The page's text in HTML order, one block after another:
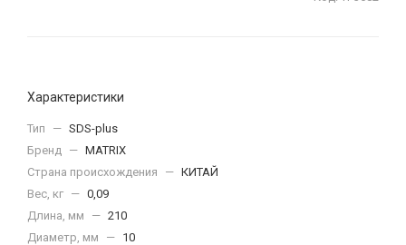
Характеристики
Тип — SDS-plus
Бренд — MATRIX
Страна происхождения
— КИТАЙ
Вес, кг — 0,09
Длина, мм
— 210
Диаметр, мм
— 10